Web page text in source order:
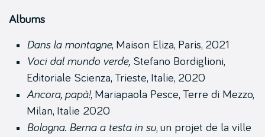
Albums
Dans la montagne, Maison Eliza, Paris, 2021
Voci dal mundo verde, Stefano Bordiglioni,
Editoriale Scienza, Trieste, Italie, 2020
Ancora, papà!, Mariapaola Pesce, Terre di Mezzo,
Milan, Italie 2020
Bologna. Berna a testa in su, un projet de la ville